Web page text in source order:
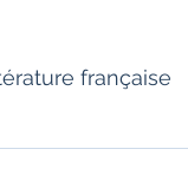
française